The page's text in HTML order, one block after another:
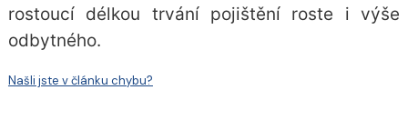
rostoucí délkou trvání pojištění roste i výše
odbytného.
Našli jste v článku chybu?